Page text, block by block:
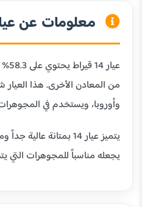
معلومات عن
من المعادن الأخرى. هذا العيار
وأوروبا، ويستخدم في
يتميز عيار 14 بمتانة
يجعله مناسباً للمجوهرات التي